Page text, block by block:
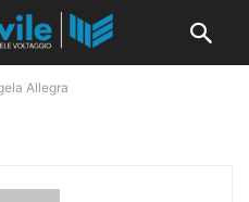
Allegra